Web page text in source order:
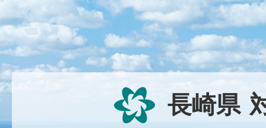
長崎県